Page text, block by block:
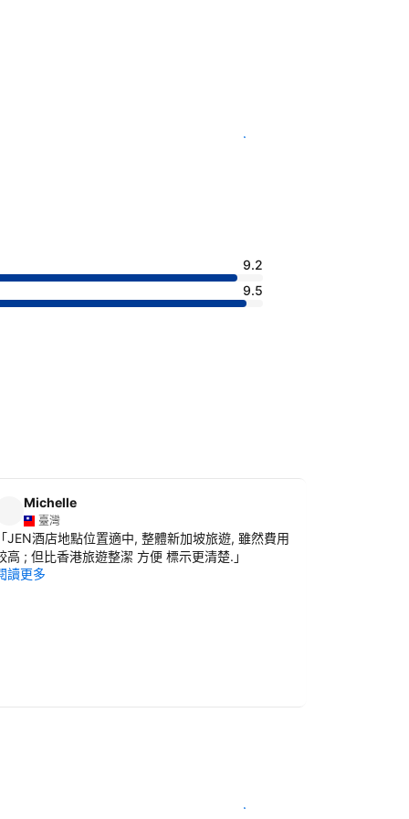
查看客房供應情況
9.2
9.5
Michelle
臺灣
「JEN酒店地點位置適中, 整體新加坡旅遊, 雖然費用
高 ; 但比香港旅遊整潔 方便 標示更清楚. 」
讀更多
查看客房供應情況